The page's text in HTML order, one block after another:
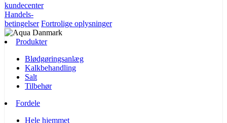
kundecenter
Handels-
betingelser Fortrolige oplysninger
Produkter
Blødgøringsanlæg
Kalkbehandling
Salt
Tilbehør
Fordele
Hele hjemmet